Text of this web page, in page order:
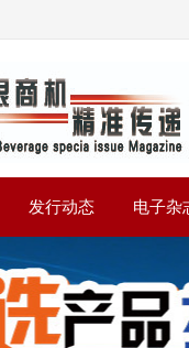
发行动态 电子杂